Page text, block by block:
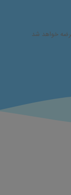
خواهد شد